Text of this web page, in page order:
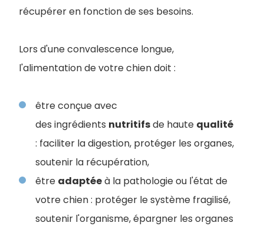
récupérer en fonction de ses besoins.
Lors d'une convalescence longue,
l'alimentation de votre chien doit :
être conçue avec
des ingrédients nutritifsde haute qualité
: faciliter la digestion, protéger les organes,
soutenir la récupération,
être adaptéeà la pathologie ou l'état de
votre chien : protéger le système fragilisé,
soutenir l'organisme, épargner les organes